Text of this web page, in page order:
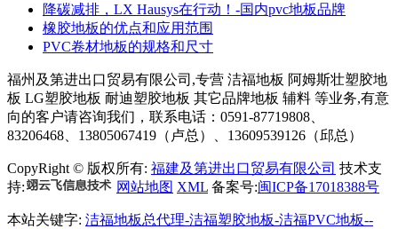
降碳减排，LX Hausys在行动！-国内pvc地板品牌
橡胶地板的优点和应用范围
PVC卷材地板的规格和尺寸
福州及第进出口贸易有限公司,专营 洁福地板 阿姆斯壮塑胶地
板 LG塑胶地板 耐迪塑胶地板 其它品牌地板 辅料 等业务,有意
向的客户请咨询我们，联系电话：0591-87719808、
83206468、13805067419（卢总）、13609539126（邱总）
CopyRight © 版权所有: 福建及第进出口贸易有限公司 技术支
持:
网站地图 XML 备案号:闽ICP备17018388号
本站关键字: 洁福地板总代理-洁福塑胶地板-洁福PVC地板--